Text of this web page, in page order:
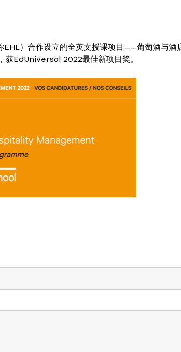
）合作设立的全英文授课项目——葡萄酒与酒
EdUniversal 2022最佳新项目奖。